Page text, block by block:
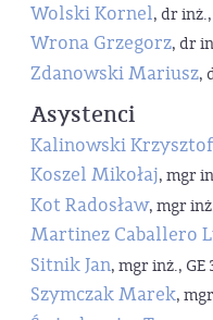
Wolski Kornel, dr
Wrona Grzegorz, dr
Zdanowski Mariusz,
Asystenci
Kalinowski Krzysztof
Koszel Mikołaj, mgr
Kot Radosław, mgr
Martinez Caballero
Sitnik Jan, mgr inż., GE
Szymczak Marek,